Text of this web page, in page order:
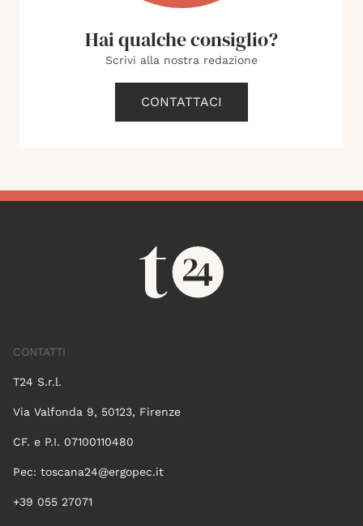
Hai qualche consiglio?
Scrivi alla nostra redazione
CONTATTACI
CONTATTI
T24 S.r.l.
Via Valfonda 9, 50123, Firenze
CF. e P.I. 07100110480
Pec: toscana24@ergopec.it
+39 055 27071